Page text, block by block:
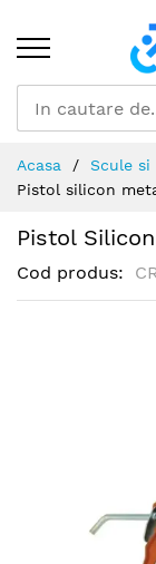
Continut
Acasa Scule si
Pistol silicon
Pistol
Cod produs